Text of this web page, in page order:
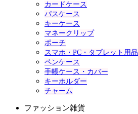
カードケース
パスケース
キーケース
マネークリップ
ポーチ
スマホ・PC・タブレット用品
ペンケース
手帳ケース・カバー
キーホルダー
チャーム
ファッション雑貨